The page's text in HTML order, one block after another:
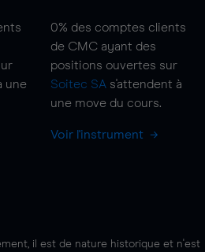
une
0% des comptes clients
de CMC ayant des
positions ouvertes sur
Soitec SA s'attendent à
une move du cours.
Voir l'instrument
il est de nature historique et n'est